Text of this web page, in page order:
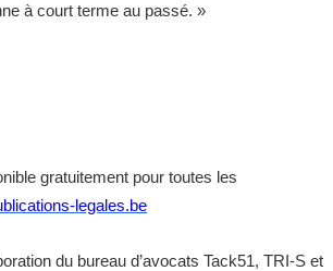
à court terme au passé. »
gratuitement pour toutes les
legales.be
du bureau d’avocats Tack51, TRI-S et